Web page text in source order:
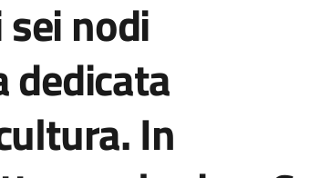
nodi
dedicata
In